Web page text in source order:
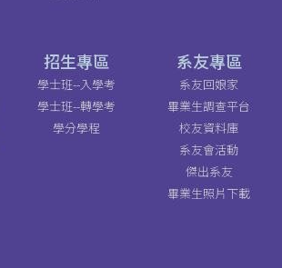
招生專區
學士班--入學考
學士班--轉學考
學分學程
系友專區
系友回娘家
畢業生調查平台
校友資料庫
系友會活動
傑出系友
畢業生照片下載